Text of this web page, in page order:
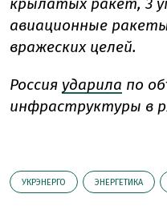
авиационные
вражеских целей.
Россия ударила по
инфраструктуры в
УКРЭНЕРГО ЭНЕРГЕТИКА